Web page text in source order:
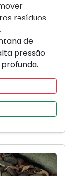
resíduos
de
pressão